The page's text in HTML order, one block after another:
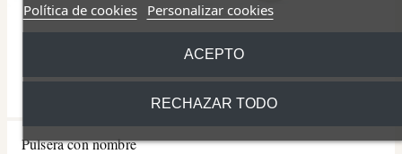
Pulsera con nombre
Política de cookies Personalizar cookies
RECHAZAR TODO
ACEPTO